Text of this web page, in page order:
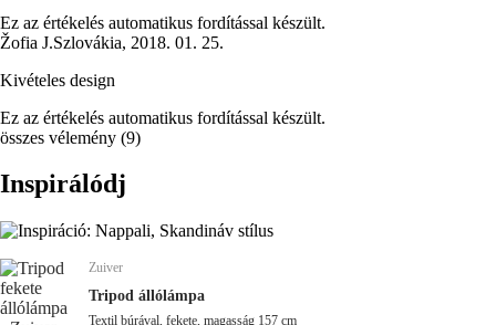
Ez az értékelés automatikus fordítással készült.
Žofia J.Szlovákia, 2018. 01. 25.
Kivételes design
Ez az értékelés automatikus fordítással készült.
összes vélemény (9)
Inspirálódj
Zuiver
Tripod állólámpa
Textil búrával, fekete, magasság 157 cm